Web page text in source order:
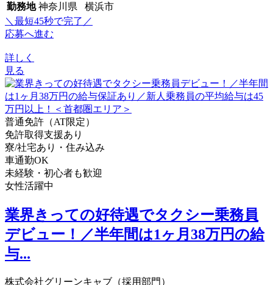
勤務地 神奈川県 横浜市
＼最短45秒で完了／
応募へ進む
詳しく
見る
普通免許（AT限定）
免許取得支援あり
寮/社宅あり・住み込み
車通勤OK
未経験・初心者も歓迎
女性活躍中
業界きっての好待遇でタクシー乗務員
デビュー！／半年間は1ヶ月38万円の給
与...
株式会社グリーンキャブ（採用部門）